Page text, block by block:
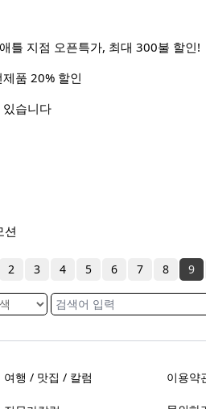
틀 지점 오픈특가, 최대 300불 할인!
품 20% 할인
습니다
션
2 3 4 5 6 7 8 9
여행 / 맛집 / 칼럼 이용약